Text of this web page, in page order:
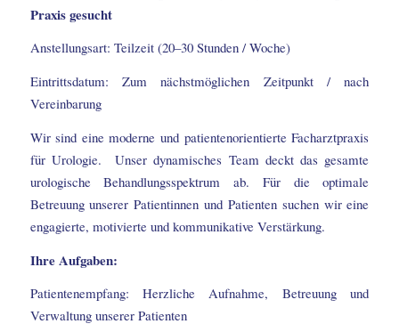
Praxis gesucht
Anstellungsart: Teilzeit (20–30 Stunden / Woche)
Eintrittsdatum: Zum nächstmöglichen Zeitpunkt / nach
Vereinbarung
Wir sind eine moderne und patientenorientierte Facharztpraxis
für Urologie. Unser dynamisches Team deckt das gesamte
urologische Behandlungsspektrum ab. Für die optimale
Betreuung unserer Patientinnen und Patienten suchen wir eine
engagierte, motivierte und kommunikative Verstärkung.
Ihre Aufgaben:
Patientenempfang: Herzliche Aufnahme, Betreuung und
Verwaltung unserer Patienten